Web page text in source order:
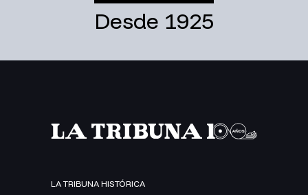
Desde 1925
LA TRIBUNA HISTÓRICA